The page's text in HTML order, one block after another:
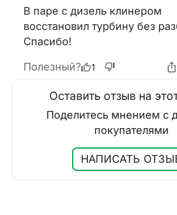
В паре с дизель клинером
восстановил турбину без
Спасибо!
Полезный? 1
Оставить отзыв на
Поделитесь мнением с
покупателями
НАПИСАТЬ